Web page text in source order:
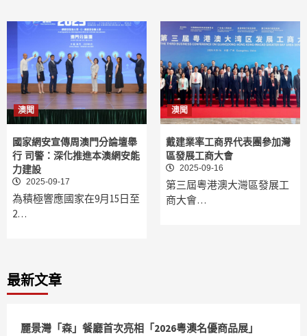
澳聞
國家網安宣傳周澳門分論壇舉
行 司警：深化推進本澳網安能
力建設
2025-09-17
為積極響應國家在9月15日至
2…
澳聞
戴建業率工商界代表團參加灣
區發展工商大會
2025-09-16
第三屆粵港澳大灣區發展工
商大會…
最新文章
麗景灣「森」餐廳首次亮相「2026粵澳名優商品展」